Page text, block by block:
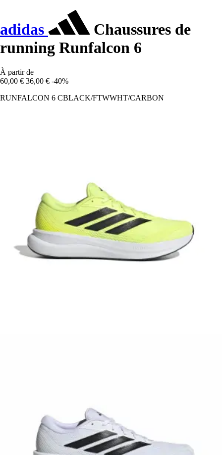
adidas
Chaussures de
running Runfalcon 6
À partir de
60,00 € 36,00 € -40%
RUNFALCON 6 CBLACK/FTWWHT/CARBON